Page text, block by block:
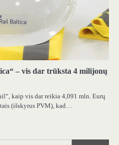
– vis dar trūksta 4 milijonų
kaip vis dar reikia 4,091 mln. Eurų
(išskyrus PVM), kad…